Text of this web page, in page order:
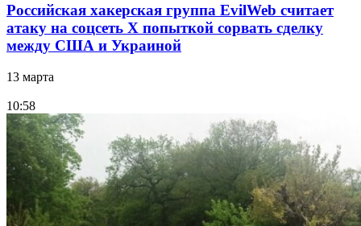
Российская хакерская группа EvilWeb считает
атаку на соцсеть Х попыткой сорвать сделку
между США и Украиной
13 марта
10:58